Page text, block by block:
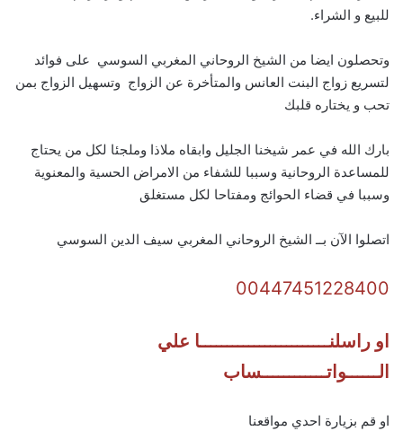
للبيع و الشراء.
وتحصلون ايضا من الشيخ الروحاني المغربي السوسي على فوائد
لتسريع زواج البنت العانس والمتأخرة عن الزواج وتسهيل الزواج بمن
تحب و يختاره قلبك
بارك الله في عمر شيخنا الجليل وابقاه ملاذا وملجئا لكل من يحتاج
للمساعدة الروحانية وسببا للشفاء من الامراض الحسية والمعنوية
وسببا في قضاء الحوائج ومفتاحا لكل مستغلق
اتصلوا الآن بــ الشيخ الروحاني المغربي سيف الدين السوسي
00447451228400
او راسلنــــــــــــــــــــــــا علي
الــــــواتــــــــــــساب
او قم بزيارة احدي مواقعنا